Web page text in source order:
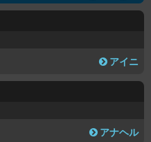
アイニ
アナヘル